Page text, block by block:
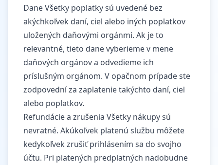
Dane Všetky poplatky sú uvedené bez
akýchkoľvek daní, ciel alebo iných poplatkov
uložených daňovými orgánmi. Ak je to
relevantné, tieto dane vyberieme v mene
daňových orgánov a odvedieme ich
príslušným orgánom. V opačnom prípade ste
zodpovední za zaplatenie takýchto daní, ciel
alebo poplatkov.
Refundácie a zrušenia Všetky nákupy sú
nevratné. Akúkoľvek platenú službu môžete
kedykoľvek zrušiť prihlásením sa do svojho
účtu. Pri platených predplatných nadobudne